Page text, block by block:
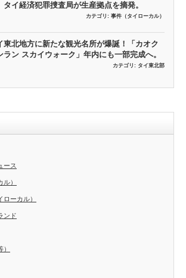
タイ経済犯罪捜査局が生産拠点を摘発。
カテゴリ: 事件（タイローカル）
東北地方に新たな観光名所が爆誕！「カオク
ラン スカイウォーク」年内にも一部完成へ。
カテゴリ: タイ東北部
ース
）
ーカル）
ンド